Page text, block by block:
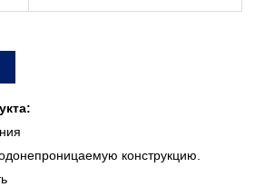
конструкцию.